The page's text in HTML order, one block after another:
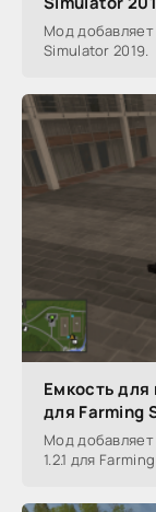
Мод добавляет
Simulator 2019.
Емкость для
для Farming
Мод
1.2.1 для